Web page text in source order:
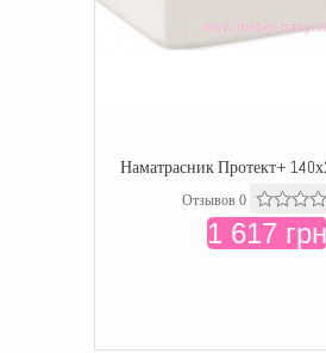
Наматрасник Протект+
Отзывов 0
1 617 грн